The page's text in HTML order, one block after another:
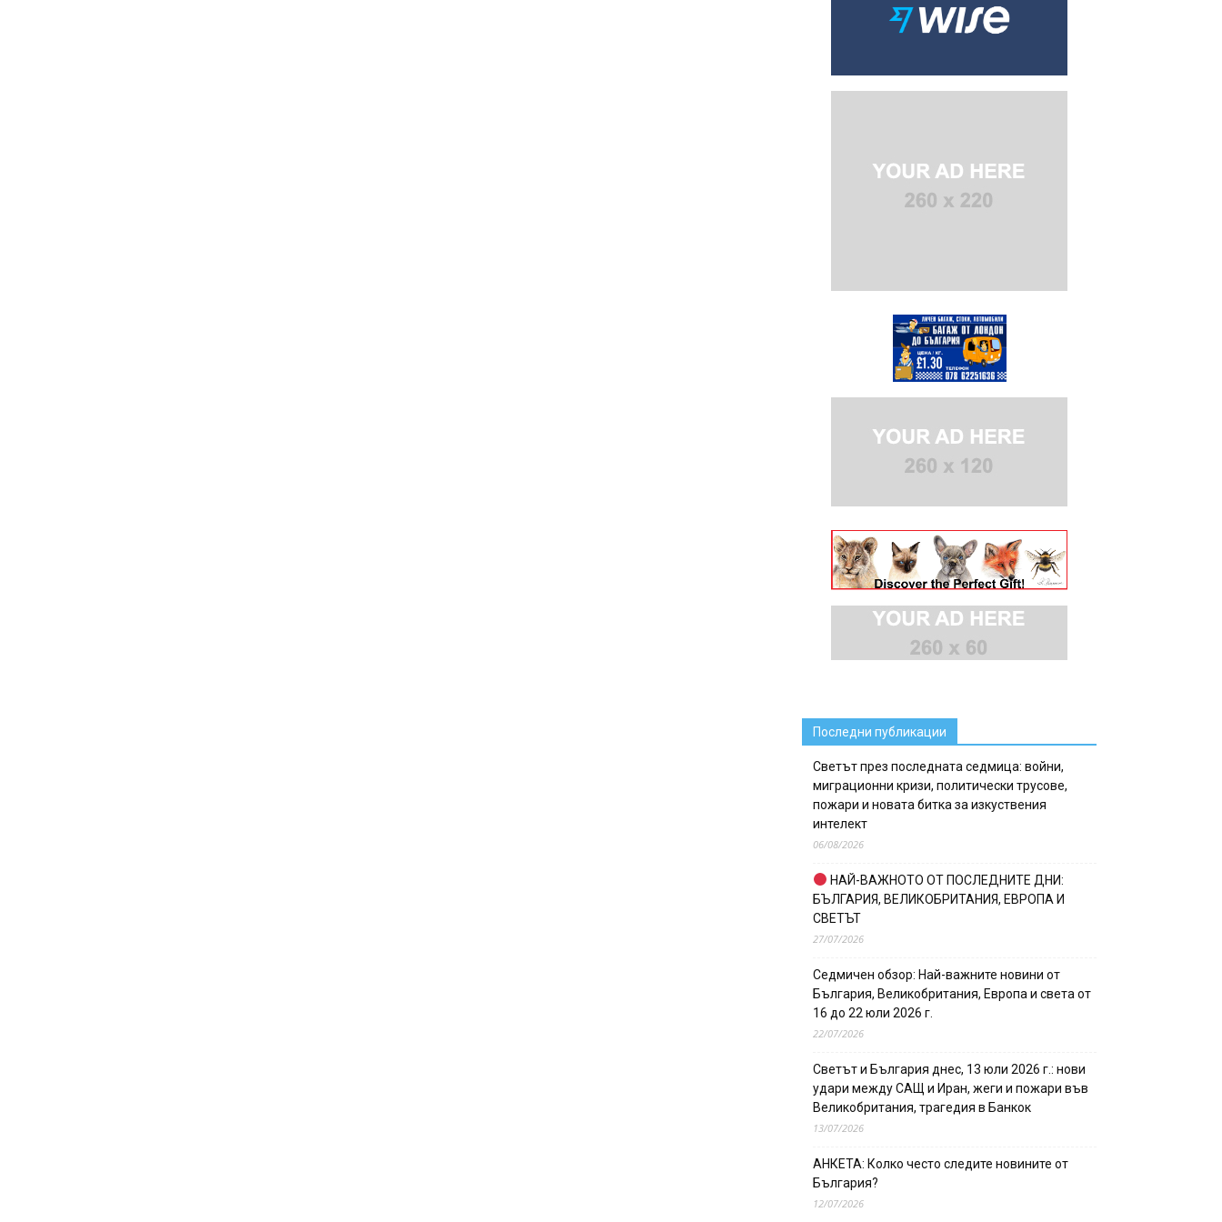
Последни публикации
Светът през последната седмица: войни,
миграционни кризи, политически трусове,
пожари и новата битка за изкуствения
интелект
06/08/2026
НАЙ-ВАЖНОТО ОТ ПОСЛЕДНИТЕ ДНИ:
БЪЛГАРИЯ, ВЕЛИКОБРИТАНИЯ, ЕВРОПА И
СВЕТЪТ
27/07/2026
Седмичен обзор: Най-важните новини от
България, Великобритания, Европа и света от
16 до 22 юли 2026 г.
22/07/2026
Светът и България днес, 13 юли 2026 г.: нови
удари между САЩ и Иран, жеги и пожари във
Великобритания, трагедия в Банкок
13/07/2026
АНКЕТА: Колко често следите новините от
България?
12/07/2026